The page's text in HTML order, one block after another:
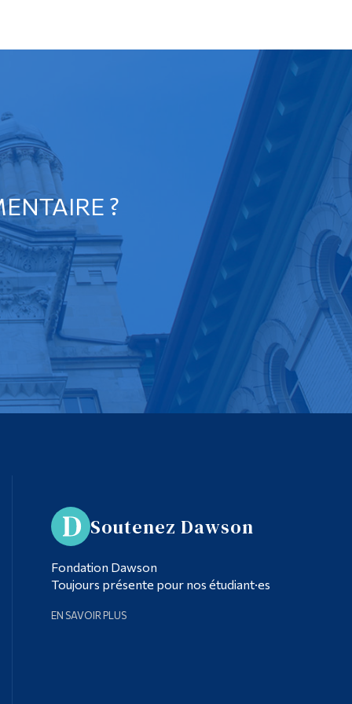
?
Soutenez Dawson
Fondation Dawson
Toujours présente pour nos étudiant·es
EN SAVOIR PLUS